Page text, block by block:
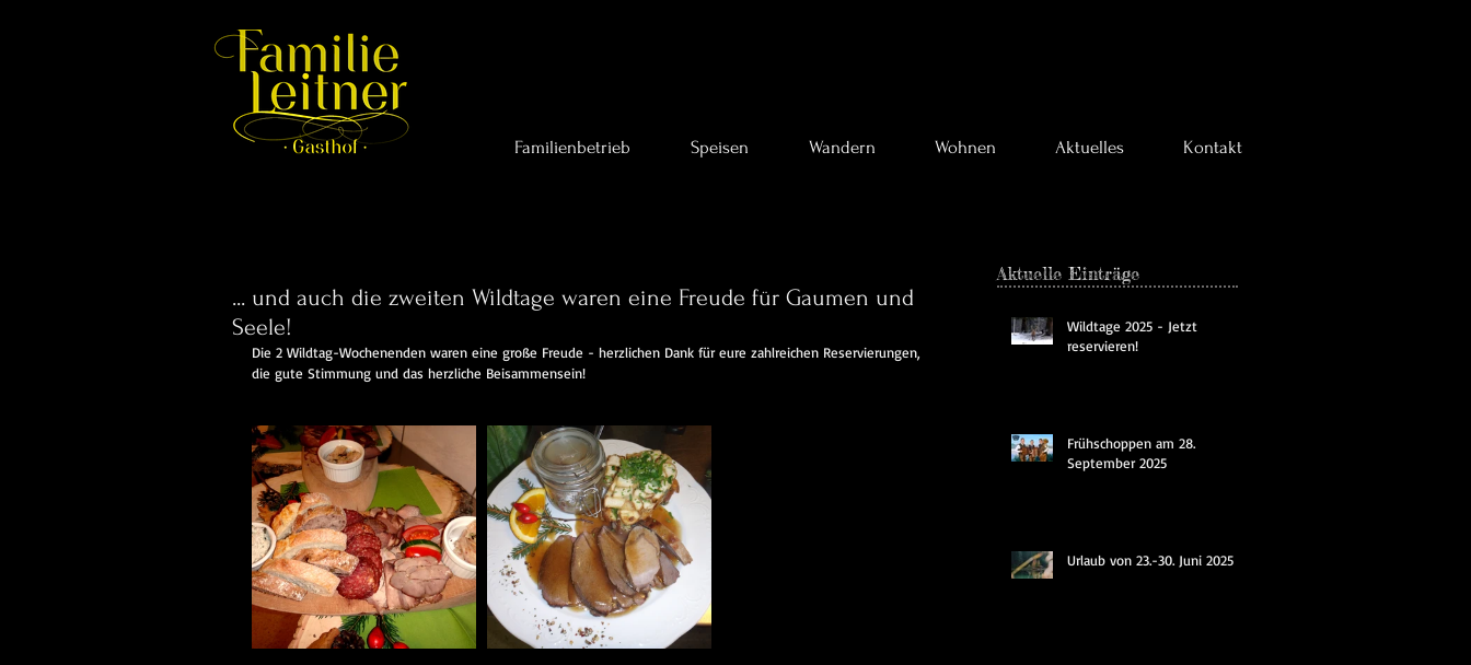
Familienbetrieb Speisen Wandern Wohnen Aktuelles Kontakt
... und auch die zweiten Wildtage waren eine Freude für Gaumen und
Seele!
Die 2 Wildtag-Wochenenden waren eine große Freude - herzlichen Dank für eure zahlreichen Reservierungen,
die gute Stimmung und das herzliche Beisammensein!
Aktuelle Einträge
Wildtage 2025 - Jetzt
reservieren!
Frühschoppen am 28.
September 2025
Urlaub von 23.-30. Juni 2025